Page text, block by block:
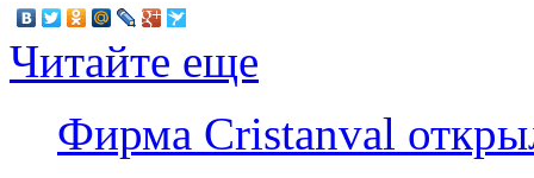
Читайте еще
Фирма Cristanval